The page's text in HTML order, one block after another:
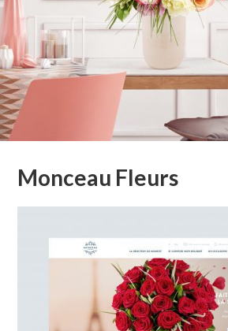
Monceau Fleurs